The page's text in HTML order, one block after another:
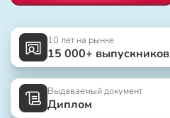
10 лет на рынке
15 000+ выпускников
Выдаваемый документ
Диплом